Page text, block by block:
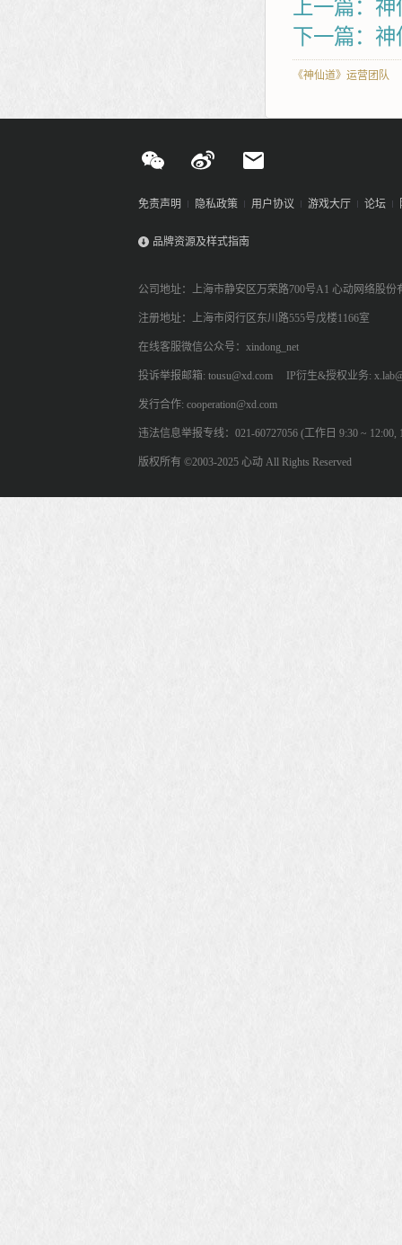
上一篇：
下一篇：
《神仙道》运营团队
免责声明 隐私政策 用户协议 游戏大厅 论坛
品牌资源及样式指南
公司地址：上海市静安区万荣路700号A1 心动网络股份
注册地址：上海市闵行区东川路555号戊楼1166室
在线客服微信公众号：xindong_net
投诉举报邮箱: tousu@xd.com IP衍生&授权业务:
发行合作: cooperation@xd.com
违法信息举报专线：021-60727056 (工作日 9:30 ~ 12:00,
版权所有 ©2003-2025 心动 All Rights Reserved